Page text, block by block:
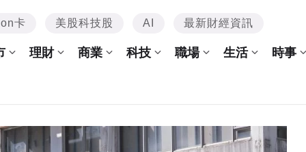
卡 美股科技股 AI 最新財經資訊
理財 商業 科技 職場 生活 時事